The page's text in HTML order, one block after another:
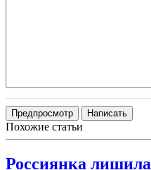
Похожие статьи
Россиянка